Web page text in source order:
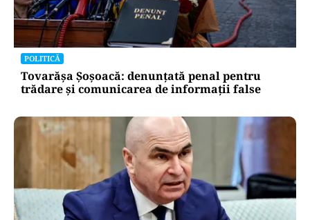
POLITICĂ
Tovarășa Șoșoacă: denunțată penal pentru
trădare și comunicarea de informații false